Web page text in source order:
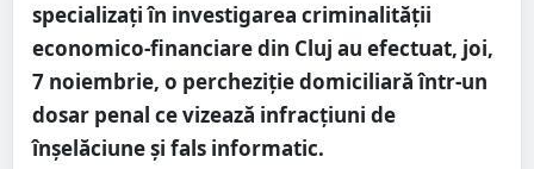
specializați în investigarea criminalității
economico-financiare din Cluj au efectuat, joi,
7 noiembrie, o percheziție domiciliară într-un
dosar penal ce vizează infracțiuni de
înșelăciune și fals informatic.